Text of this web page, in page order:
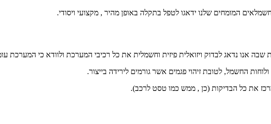
המומחים שלנו ידאגו לטפל בתקלה באופן מהיר , מקצועי ויסודי.
אנו נדאג לבדוק ויזואלית פיזית וחשמלית את כל רכיבי המערכת ולוודא כי המערכת
החשמל, לטובת זיהוי פגמים אשר גורמים לירידה בייצור.
את כל הבדיקות (כן , ממש כמו טסט לרכב).